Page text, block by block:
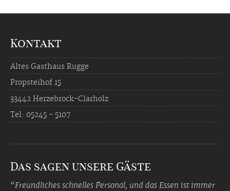
Kontakt
Altes Gasthaus Rugge
Propsteihof 15
33442 Herzebrock-Clarholz
Tel: 05245 - 5107
Das sagen unsere Gäste
“Freundliches schnelles Personal, und das Essen ist immer